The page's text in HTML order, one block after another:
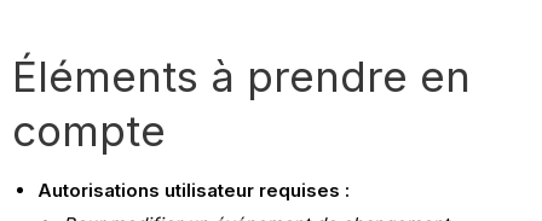
Éléments à prendre en
compte
Autorisations utilisateur requises :